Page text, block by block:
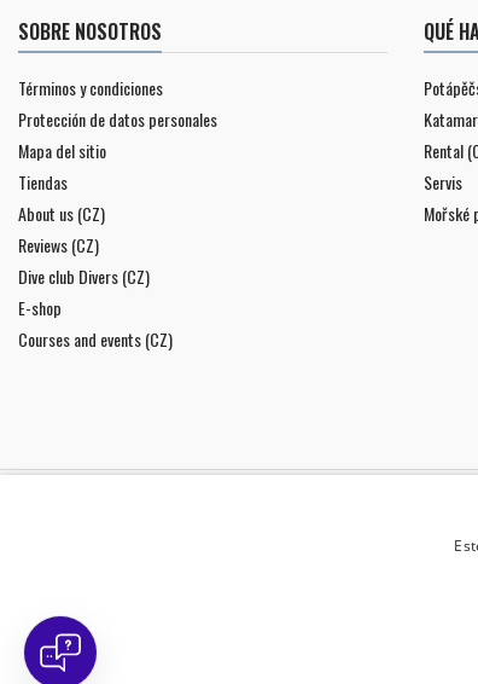
SOBRE NOSOTROS
Términos y condiciones
Protección de datos personales
Mapa del sitio
Tiendas
About us (CZ)
Reviews (CZ)
Dive club Divers (CZ)
E-shop
Courses and events (CZ)
QUÉ
Rental
Servis
Mořské